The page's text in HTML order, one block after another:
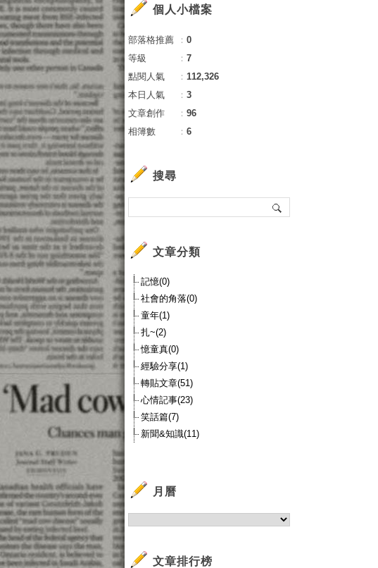
個人小檔案
部落格推薦 ： 0
等級
： 7
點閱人氣
： 112,326
本日人氣
： 3
文章創作
： 96
相簿數
： 6
搜尋
文章分類
記憶(0)
社會的角落(0)
童年(1)
扎~(2)
憶童真(0)
經驗分享(1)
轉貼文章(51)
心情記事(23)
笑話篇(7)
新聞&知識(11)
月曆
文章排行榜